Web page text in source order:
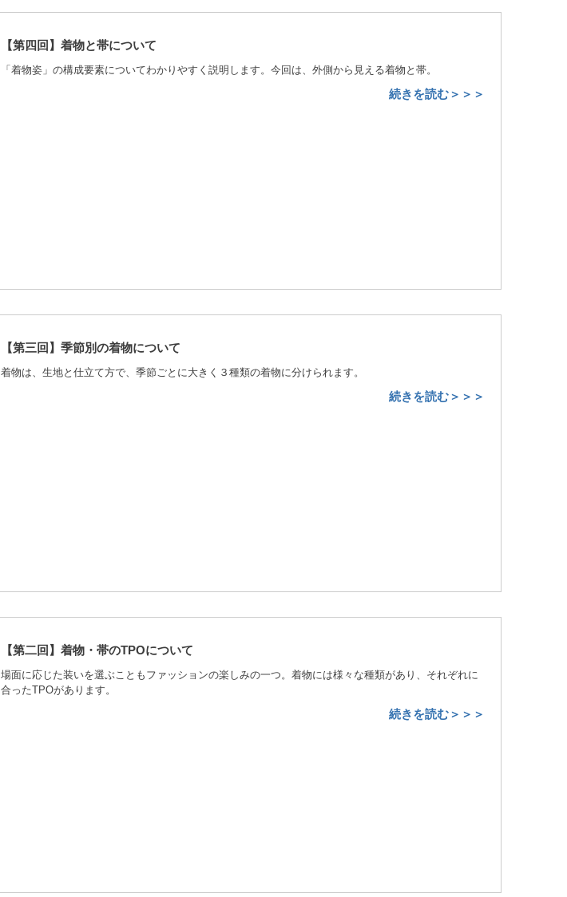
【第四回】着物と帯について
「着物姿」の構成要素についてわかりやすく説明します。今回は、外側から見える着物と帯。
続きを読む＞＞＞
【第三回】季節別の着物について
着物は、生地と仕立て方で、季節ごとに大きく３種類の着物に分けられます。
続きを読む＞＞＞
【第二回】着物・帯のTPOについて
場面に応じた装いを選ぶこともファッションの楽しみの一つ。着物には様々な種類があり、それぞれに
合ったTPOがあります。
続きを読む＞＞＞